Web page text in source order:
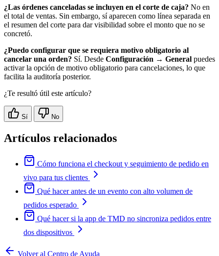
¿Las órdenes canceladas se incluyen en el corte de caja? No en
el total de ventas. Sin embargo, sí aparecen como línea separada en
el resumen del corte para dar visibilidad sobre el monto que no se
concretó.
¿Puedo configurar que se requiera motivo obligatorio al
cancelar una orden? Sí. Desde Configuración → General puedes
activar la opción de motivo obligatorio para cancelaciones, lo que
facilita la auditoría posterior.
¿Te resultó útil este artículo?
Sí No
Artículos relacionados
Cómo funciona el checkout y seguimiento de pedido en
vivo para tus clientes
Qué hacer antes de un evento con alto volumen de
pedidos esperado
Qué hacer si la app de TMD no sincroniza pedidos entre
dos dispositivos
Volver al Centro de Ayuda